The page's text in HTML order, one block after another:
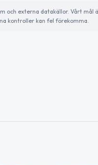
och externa datakällor. Vårt
kontroller kan fel förekomma.